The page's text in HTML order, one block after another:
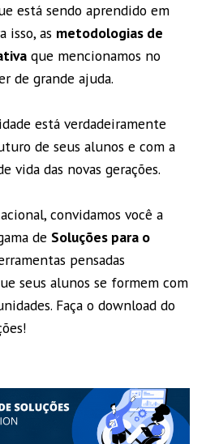
está sendo aprendido em
isso, as metodologias de
que mencionamos no
de grande ajuda.
está verdadeiramente
de seus alunos e com a
vida das novas gerações.
convidamos você a
de Soluções para o
pensadas
seus alunos se formem com
Faça o download do